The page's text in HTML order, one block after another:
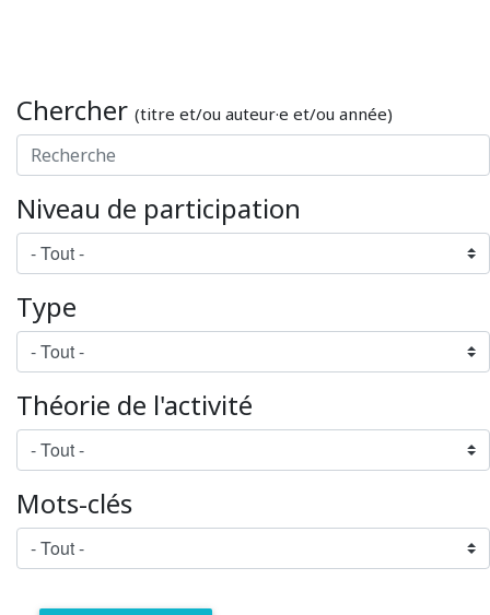
Chercher (titre et/ou auteur·e et/ou année)
Niveau de participation
Type
Théorie de l'activité
Mots-clés